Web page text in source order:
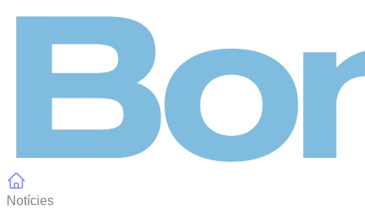
Notícies